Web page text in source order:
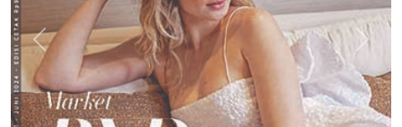
Previous Next